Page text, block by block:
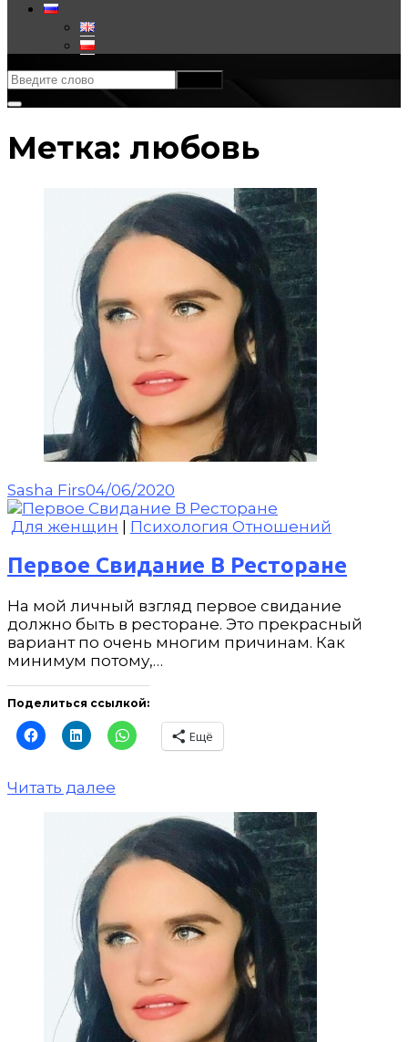
Метка: любовь
Sasha Firs04/06/2020
Для женщин | Психология Отношений
Первое Свидание В Ресторане
На мой личный взгляд первое свидание
должно быть в ресторане. Это прекрасный
вариант по очень многим причинам. Как
минимум потому,…
Поделиться ссылкой:
Ещё
Читать далее